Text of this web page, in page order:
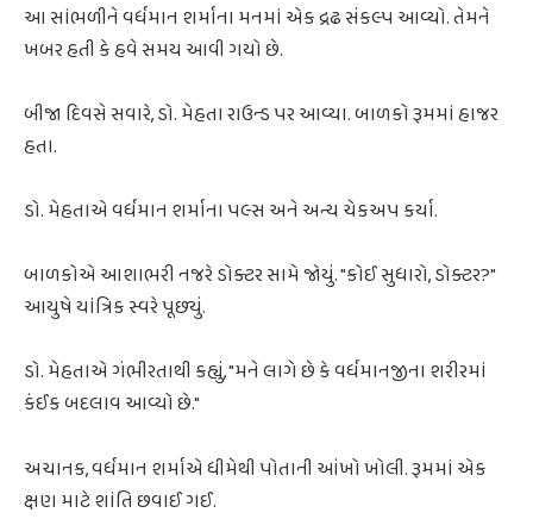
આ સાંભળીને વર્ધમાન શર્માના મનમાં એક દ્રઢ સંકલ્પ આવ્યો. તેમને
ખબર હતી કે હવે સમય આવી ગયો છે.
બીજા દિવસે સવારે, ડો. મેહતા રાઉન્ડ પર આવ્યા. બાળકો રૂમમાં હાજર
હતા.
ડો. મેહતાએ વર્ધમાન શર્માના પલ્સ અને અન્ય ચેકઅપ કર્યા.
બાળકોએ આશાભરી નજરે ડોક્ટર સામે જોયું. "કોઈ સુધારો, ડોક્ટર?"
આયુષે યાંત્રિક સ્વરે પૂછ્યું.
ડો. મેહતાએ ગંભીરતાથી કહ્યું, "મને લાગે છે કે વર્ધમાનજીના શરીરમાં
કંઈક બદલાવ આવ્યો છે."
અચાનક, વર્ધમાન શર્માએ ધીમેથી પોતાની આંખો ખોલી. રૂમમાં એક
ક્ષણ માટે શાંતિ છવાઈ ગઈ.